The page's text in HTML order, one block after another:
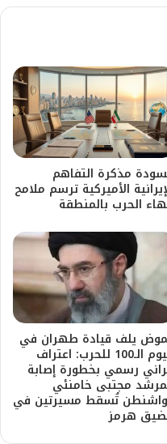
مذكرة التفاهم
الأميركية ترسم ملامح
الحرب بالمنطقة
يلف قيادة طهران في
اليوم الـ100 للحرب: اعتراف
رسمي بخطورة إصابة
مجتبى خامنئي
تُسقط مسيرتين في
هرمز